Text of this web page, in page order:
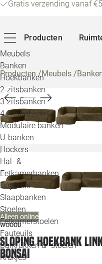
Gratis verzending vanaf
Producten
Meubels
Banken
Hoekbanken
2-zitsbanken
3-zitsbanken
4-zitsbanken
Modulaire banken
U-banken
Hockers
Hal- &
Eetkamerbanken
Daybeds
Slaapbanken
Stoelen
Eetkamerstoelen
Fauteuils
Barkrukken & -stoelen
Krukjes
Producten/Meubels /
Alleen online
WOOOD
Sloping hoekbank
bonsai